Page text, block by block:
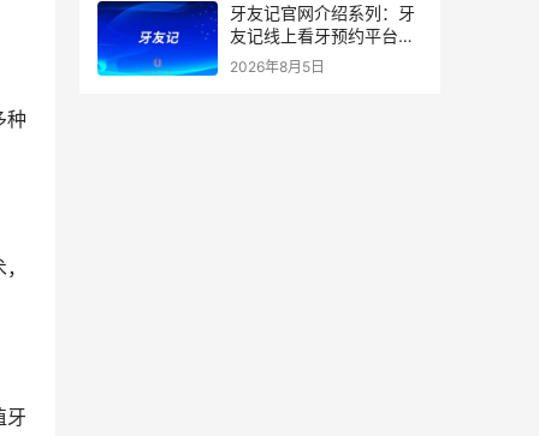
种
牙
牙友记官网介绍系列：牙
友记线上看牙预约平台落
地同城就诊经验打破未知
2026年8月5日